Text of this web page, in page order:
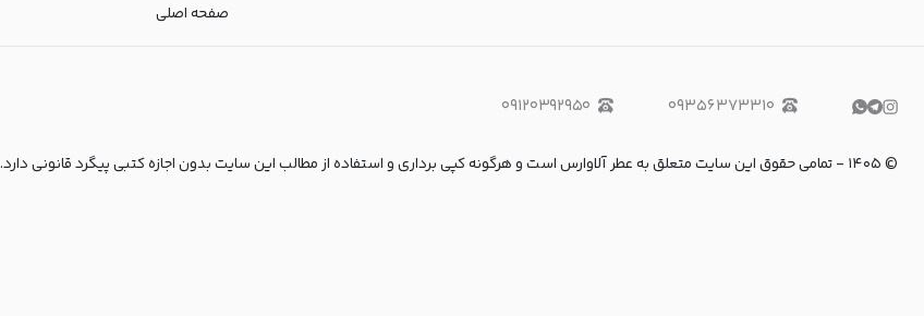
صفحه اصلی
۰۹۳۵۶۳۷۳۳۱۰ ۰۹۱۲۰۳۹۲۹۵۰
©۱۴۰۵ -تمامی حقوق این سایت متعلق به عطر آلاوارس است و هرگونه کپی برداری و استفاده از مطالب این سایت بدون اجازه کتبی پیگرد قانونی دارد. copyright© 2025 All rights reserved